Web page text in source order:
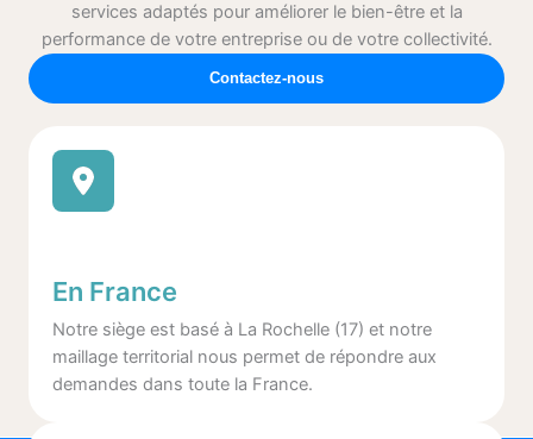
services adaptés pour améliorer le bien-être et la
performance de votre entreprise ou de votre collectivité.
Contactez-nous
En France
Notre siège est basé à La Rochelle (17) et notre
maillage territorial nous permet de répondre aux
demandes dans toute la France.